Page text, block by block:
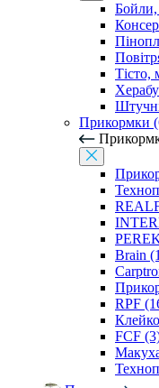
Бойли,
Тісто,
Прикормки
Brain
RPF
FCF